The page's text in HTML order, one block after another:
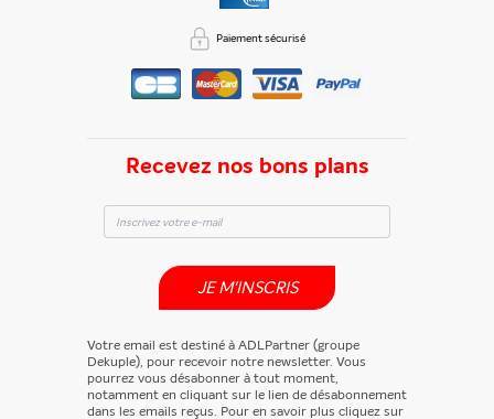
Recevez nos bons plans
JE M'INSCRIS
Votre email est destiné à ADLPartner (groupe
Dekuple), pour recevoir notre newsletter. Vous
pourrez vous désabonner à tout moment,
notamment en cliquant sur le lien de désabonnement
dans les emails reçus. Pour en savoir plus cliquez sur
Paiement sécurisé